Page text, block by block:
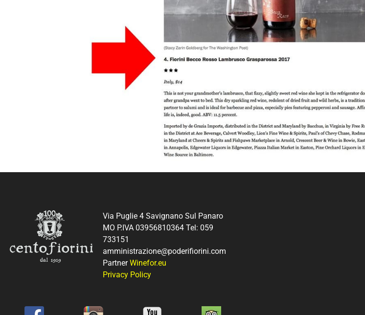
Via Puglie 4 Savignano Sul Panaro
MO P.IVA 03956810364 Tel: 059
733151
amministrazione@poderifiorini.com
PartnerWinefor.eu
Privacy Policy